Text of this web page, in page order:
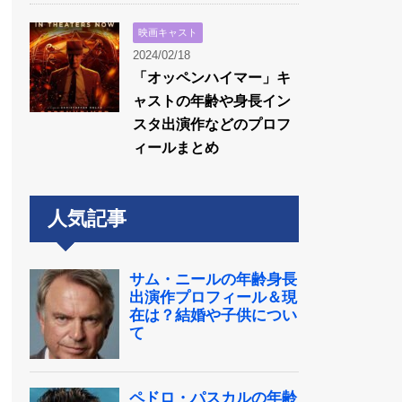
映画キャスト
2024/02/18
「オッペンハイマー」キ
ャストの年齢や身長イン
スタ出演作などのプロフ
ィールまとめ
人気記事